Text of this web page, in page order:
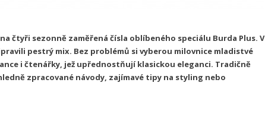
čtyři sezonně zaměřená čísla oblíbeného speciálu Burda Plus. V
pestrý mix. Bez problémů si vyberou milovnice mladistvé
i čtenářky, jež upřednostňují klasickou eleganci. Tradičně
zpracované návody, zajímavé tipy na styling nebo